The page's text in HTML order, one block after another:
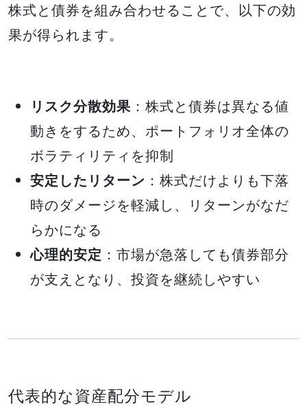
株式と債券を組み合わせることで、以下の効
果が得られます。
リスク分散効果 ：株式と債券は異なる値
動きをするため、ポートフォリオ全体の
ボラティリティを抑制
安定したリターン ：株式だけよりも下落
時のダメージを軽減し、リターンがなだ
らかになる
心理的安定 ：市場が急落しても債券部分
が支えとなり、投資を継続しやすい
代表的な資産配分モデル